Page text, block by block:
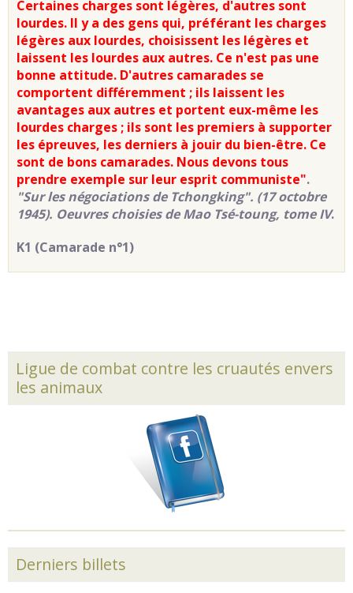
Certaines charges sont légères, d'autres sont
lourdes. Il y a des gens qui, préférant les charges
légères aux lourdes, choisissent les légères et
laissent les lourdes aux autres. Ce n'est pas une
bonne attitude. D'autres camarades se
comportent différemment ; ils laissent les
avantages aux autres et portent eux-même les
lourdes charges ; ils sont les premiers à supporter
les épreuves, les derniers à jouir du bien-être. Ce
sont de bons camarades. Nous devons tous
prendre exemple sur leur esprit communiste".
"Sur les négociations de Tchongking". (17 octobre
1945). Oeuvres choisies de Mao Tsé-toung, tome IV.
K1 (Camarade n°1)
Ligue de combat contre les cruautés envers
les animaux
Derniers billets